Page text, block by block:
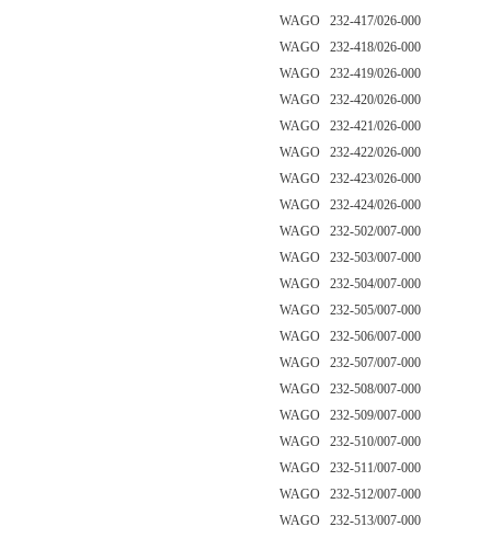
WAGO 232-417/026-000
WAGO 232-418/026-000
WAGO 232-419/026-000
WAGO 232-420/026-000
WAGO 232-421/026-000
WAGO 232-422/026-000
WAGO 232-423/026-000
WAGO 232-424/026-000
WAGO 232-502/007-000
WAGO 232-503/007-000
WAGO 232-504/007-000
WAGO 232-505/007-000
WAGO 232-506/007-000
WAGO 232-507/007-000
WAGO 232-508/007-000
WAGO 232-509/007-000
WAGO 232-510/007-000
WAGO 232-511/007-000
WAGO 232-512/007-000
WAGO 232-513/007-000